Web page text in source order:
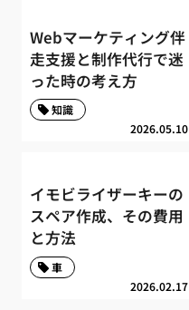
Webマーケティング伴
走支援と制作代行で迷
った時の考え方
2026.05.10
知識
イモビライザーキーの
スペア作成、その費用
と方法
2026.02.17
車